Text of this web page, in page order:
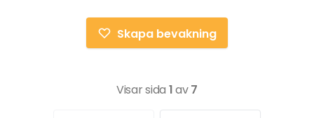
Skapa bevakning
Visar sida 1av7